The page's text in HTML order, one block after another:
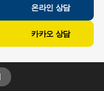
온라인 상담
카카오 상담